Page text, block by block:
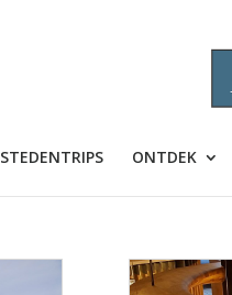
STEDENTRIPS ONTDEK